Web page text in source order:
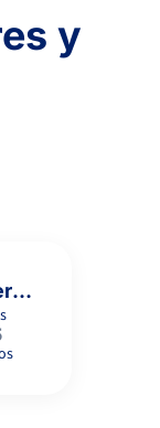
y
Sergio Redondo Pereira